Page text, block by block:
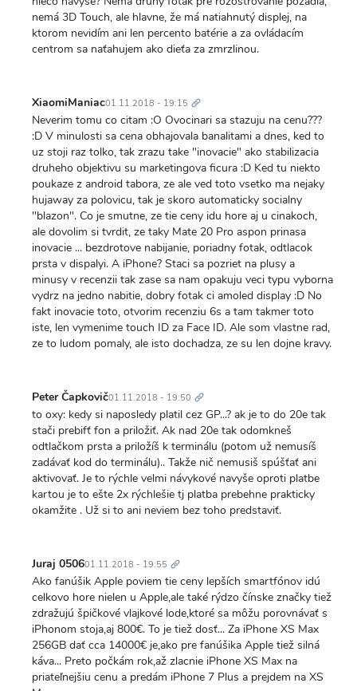
nemá 3D Touch, ale hlavne, že má natiahnutý displej, na
ktorom nevidím ani len percento batérie a za ovládacím
centrom sa naťahujem ako dieťa za zmrzlinou.
XiaomiManiac01.11.2018 - 19:15 odkaz
Neverim tomu co citam :O Ovocinari sa stazuju na cenu???
:D V minulosti sa cena obhajovala banalitami a dnes, ked to
uz stoji raz tolko, tak zrazu take "inovacie" ako stabilizacia
druheho objektivu su marketingova ficura :D Ked tu niekto
poukaze z android tabora, ze ale ved toto vsetko ma nejaky
hujaway za polovicu, tak je skoro automaticky socialny
"blazon". Co je smutne, ze tie ceny idu hore aj u cinakoch,
ale dovolim si tvrdit, ze taky Mate 20 Pro aspon prinasa
inovacie ... bezdrotove nabijanie, poriadny fotak, odtlacok
prsta v dispalyi. A iPhone? Staci sa pozriet na plusy a
minusy v recenzii tak zase sa nam opakuju veci typu vyborna
vydrz na jedno nabitie, dobry fotak ci amoled display :D No
fakt inovacie toto, otvorim recenziu 6s a tam takmer toto
iste, len vymenime touch ID za Face ID. Ale som vlastne rad,
ze to ludom pomaly, ale isto dochadza, ze su len dojne kravy.
Peter Čapkovič01.11.2018 - 19:50 odkaz
to oxy: kedy si naposledy platil cez GP...? ak je to do 20e tak
stači prebifť fon a priložiť. Ak nad 20e tak odomkneš
odtlačkom prsta a priložíš k terminálu (potom už nemusíš
zadávať kod do terminálu).. Takže nič nemusiš spúšťať ani
aktivovať. Je to rýchle velmi návykové navyše oproti platbe
kartou je to ešte 2x rýchlešie tj platba prebehne prakticky
okamžite . Už si to ani neviem bez toho predstaviť.
Juraj 050601.11.2018 - 19:55 odkaz
Ako fanúšik Apple poviem tie ceny lepších smartfónov idú
celkovo hore nielen u Apple,ale také rýdzo čínske značky tiež
zdražujú špičkové vlajkové lode,ktoré sa môžu porovnávať s
iPhonom stoja,aj 800€. To je tiež dosť... Za iPhone XS Max
256GB dať cca 14000€ je,ako pre fanúšika Apple tiež silná
káva... Preto počkám rok,až zlacnie iPhone XS Max na
priateľnejšiu cenu a predám iPhone 7 Plus a prejdem na XS